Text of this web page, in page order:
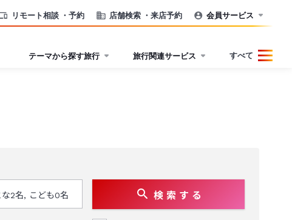
リモート相談 ・予約 店舗検索 ・来店予約 会員サービス
テーマから探す旅行 旅行関連サービス すべて
検 索 す る